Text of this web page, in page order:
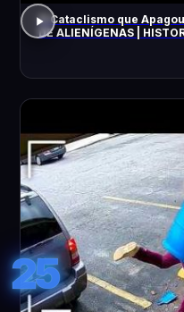
O Cataclismo que
DE ALIENÍGENAS |
25